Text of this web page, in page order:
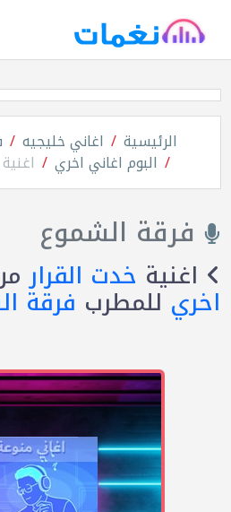
الرئيسية اغاني خليجيه
البوم اغاني اخري
فرقة الشموع
اغنية خدت القرار
اخري للمطرب فرقة